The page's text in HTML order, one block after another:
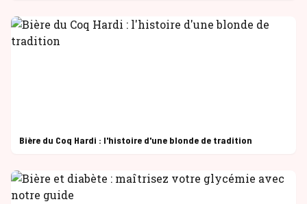
Bière du Coq Hardi : l'histoire d'une blonde de tradition